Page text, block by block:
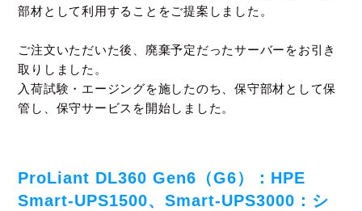
部材として利用することをご提案しました。
ご注文いただいた後、廃棄予定だったサーバーをお引き
取りしました。
入荷試験・エージングを施したのち、保守部材として保
管し、保守サービスを開始しました。
ProLiant DL360 Gen6（G6）：HPE
Smart-UPS1500、Smart-UPS3000：シ